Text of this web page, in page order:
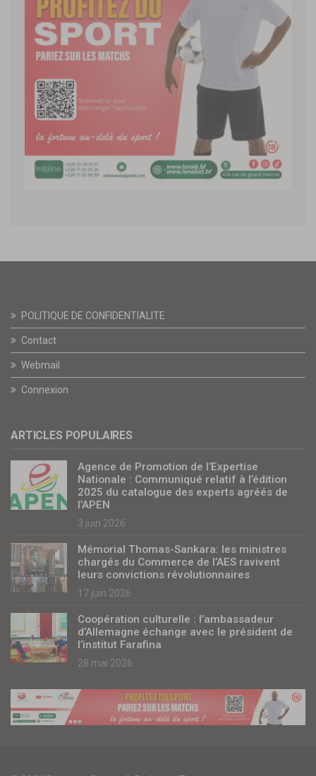
POLITIQUE DE CONFIDENTIALITE
Contact
Webmail
Connexion
ARTICLES POPULAIRES
Agence de Promotion de l’Expertise
Nationale : Communiqué relatif à l’édition
2025 du catalogue des experts agréés de
l’APEN
3 juin 2026
Mémorial Thomas-Sankara: les ministres
chargés du Commerce de l’AES ravivent
leurs convictions révolutionnaires
17 juin 2026
Coopération culturelle : l’ambassadeur
d’Allemagne échange avec le président de
l’institut Farafina
28 mai 2026